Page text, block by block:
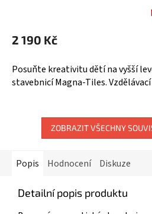
produktu
5,0
z
2 190 Kč
Posuňte kreativitu dětí na vyšší
stavebnicí Magna-Tiles. Vzdělávací
ZOBRAZIT VŠECHNY
Popis Hodnocení Diskuze
Detailní popis produktu